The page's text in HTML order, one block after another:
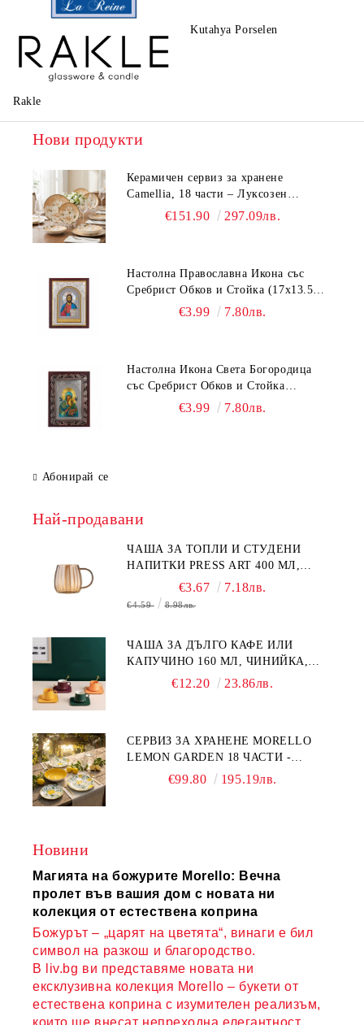
La Reine Kutahya Porselen
Rakle
Нови продукти
Керамичен сервиз за хранене
Camellia, 18 части – Луксозен
комплект чинии с флорален мотив
€151.90 297.09лв.
Настолна Православна Икона със
Сребрист Обков и Стойка (17х13.5
см) – Исус Христос, Св. Георги, Св.
€3.99 7.80лв.
Настолна Икона Света Богородица
със Сребрист Обков и Стойка
(17х13.5 см) – 5 Модела
€3.99 7.80лв.
Абонирай се
Най-продавани
ЧАША ЗА ТОПЛИ И СТУДЕНИ
НАПИТКИ PRESS ART 400 МЛ,
БОРОСИЛИКАТНО СТЪКЛО
€3.67 7.18лв.
€4.59 8.98лв.
ЧАША ЗА ДЪЛГО КАФЕ ИЛИ
КАПУЧИНО 160 МЛ, ЧИНИЙКА,
ЛЪЖИЧКА GREEN, ORANGE LOVE
€12.20 23.86лв.
СЕРВИЗ ЗА ХРАНЕНЕ MORELLO
LEMON GARDEN 18 ЧАСТИ -
ПОРЦЕЛАН€99.80 195.19лв.
Новини
Магията на божурите Morello: Вечна
пролет във вашия дом с новата ни
колекция от естествена коприна
Божурът – „царят на цветята“, винаги е бил
символ на разкош и благородство.
В liv.bg ви представяме новата ни
ексклузивна колекция Morello – букети от
естествена коприна с изумителен реализъм,
които ще внесат непреходна елегантност